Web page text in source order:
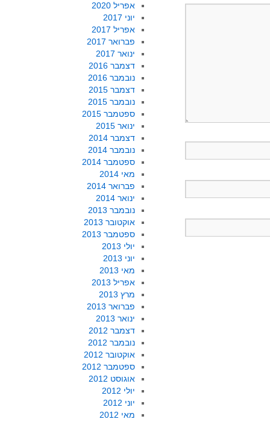
אפריל 2020
יוני 2017
אפריל 2017
פברואר 2017
ינואר 2017
דצמבר 2016
נובמבר 2016
דצמבר 2015
נובמבר 2015
ספטמבר 2015
ינואר 2015
דצמבר 2014
נובמבר 2014
ספטמבר 2014
מאי 2014
פברואר 2014
ינואר 2014
נובמבר 2013
אוקטובר 2013
ספטמבר 2013
יולי 2013
יוני 2013
מאי 2013
אפריל 2013
מרץ 2013
פברואר 2013
ינואר 2013
דצמבר 2012
נובמבר 2012
אוקטובר 2012
ספטמבר 2012
אוגוסט 2012
יולי 2012
יוני 2012
מאי 2012